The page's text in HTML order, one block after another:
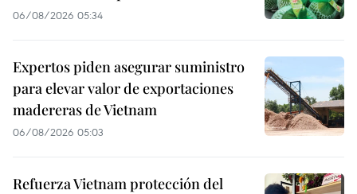
06/08/2026 05:34
Expertos piden asegurar suministro
para elevar valor de exportaciones
madereras de Vietnam
06/08/2026 05:03
Refuerza Vietnam protección del